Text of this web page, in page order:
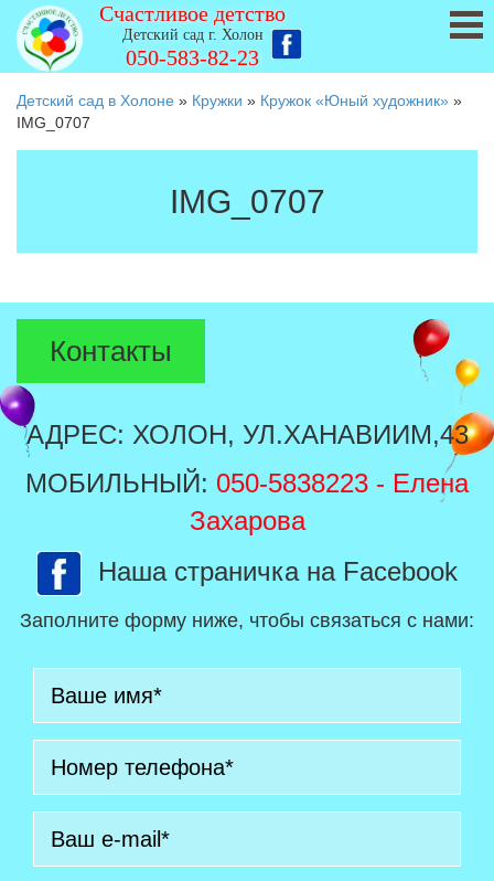
Счастливое детство
Детский сад г. Холон
050-583-82-23
Детский сад в Холоне » Кружки » Кружок «Юный художник» »
IMG_0707
IMG_0707
Контакты
АДРЕС: ХОЛОН, УЛ.ХАНАВИИМ,43
МОБИЛЬНЫЙ: 050-5838223 - Елена
Захарова
Наша страничка на Facebook
Заполните форму ниже, чтобы связаться с нами: